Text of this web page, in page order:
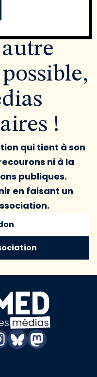
!
qui tient à son
ni à la
publiques.
en faisant un